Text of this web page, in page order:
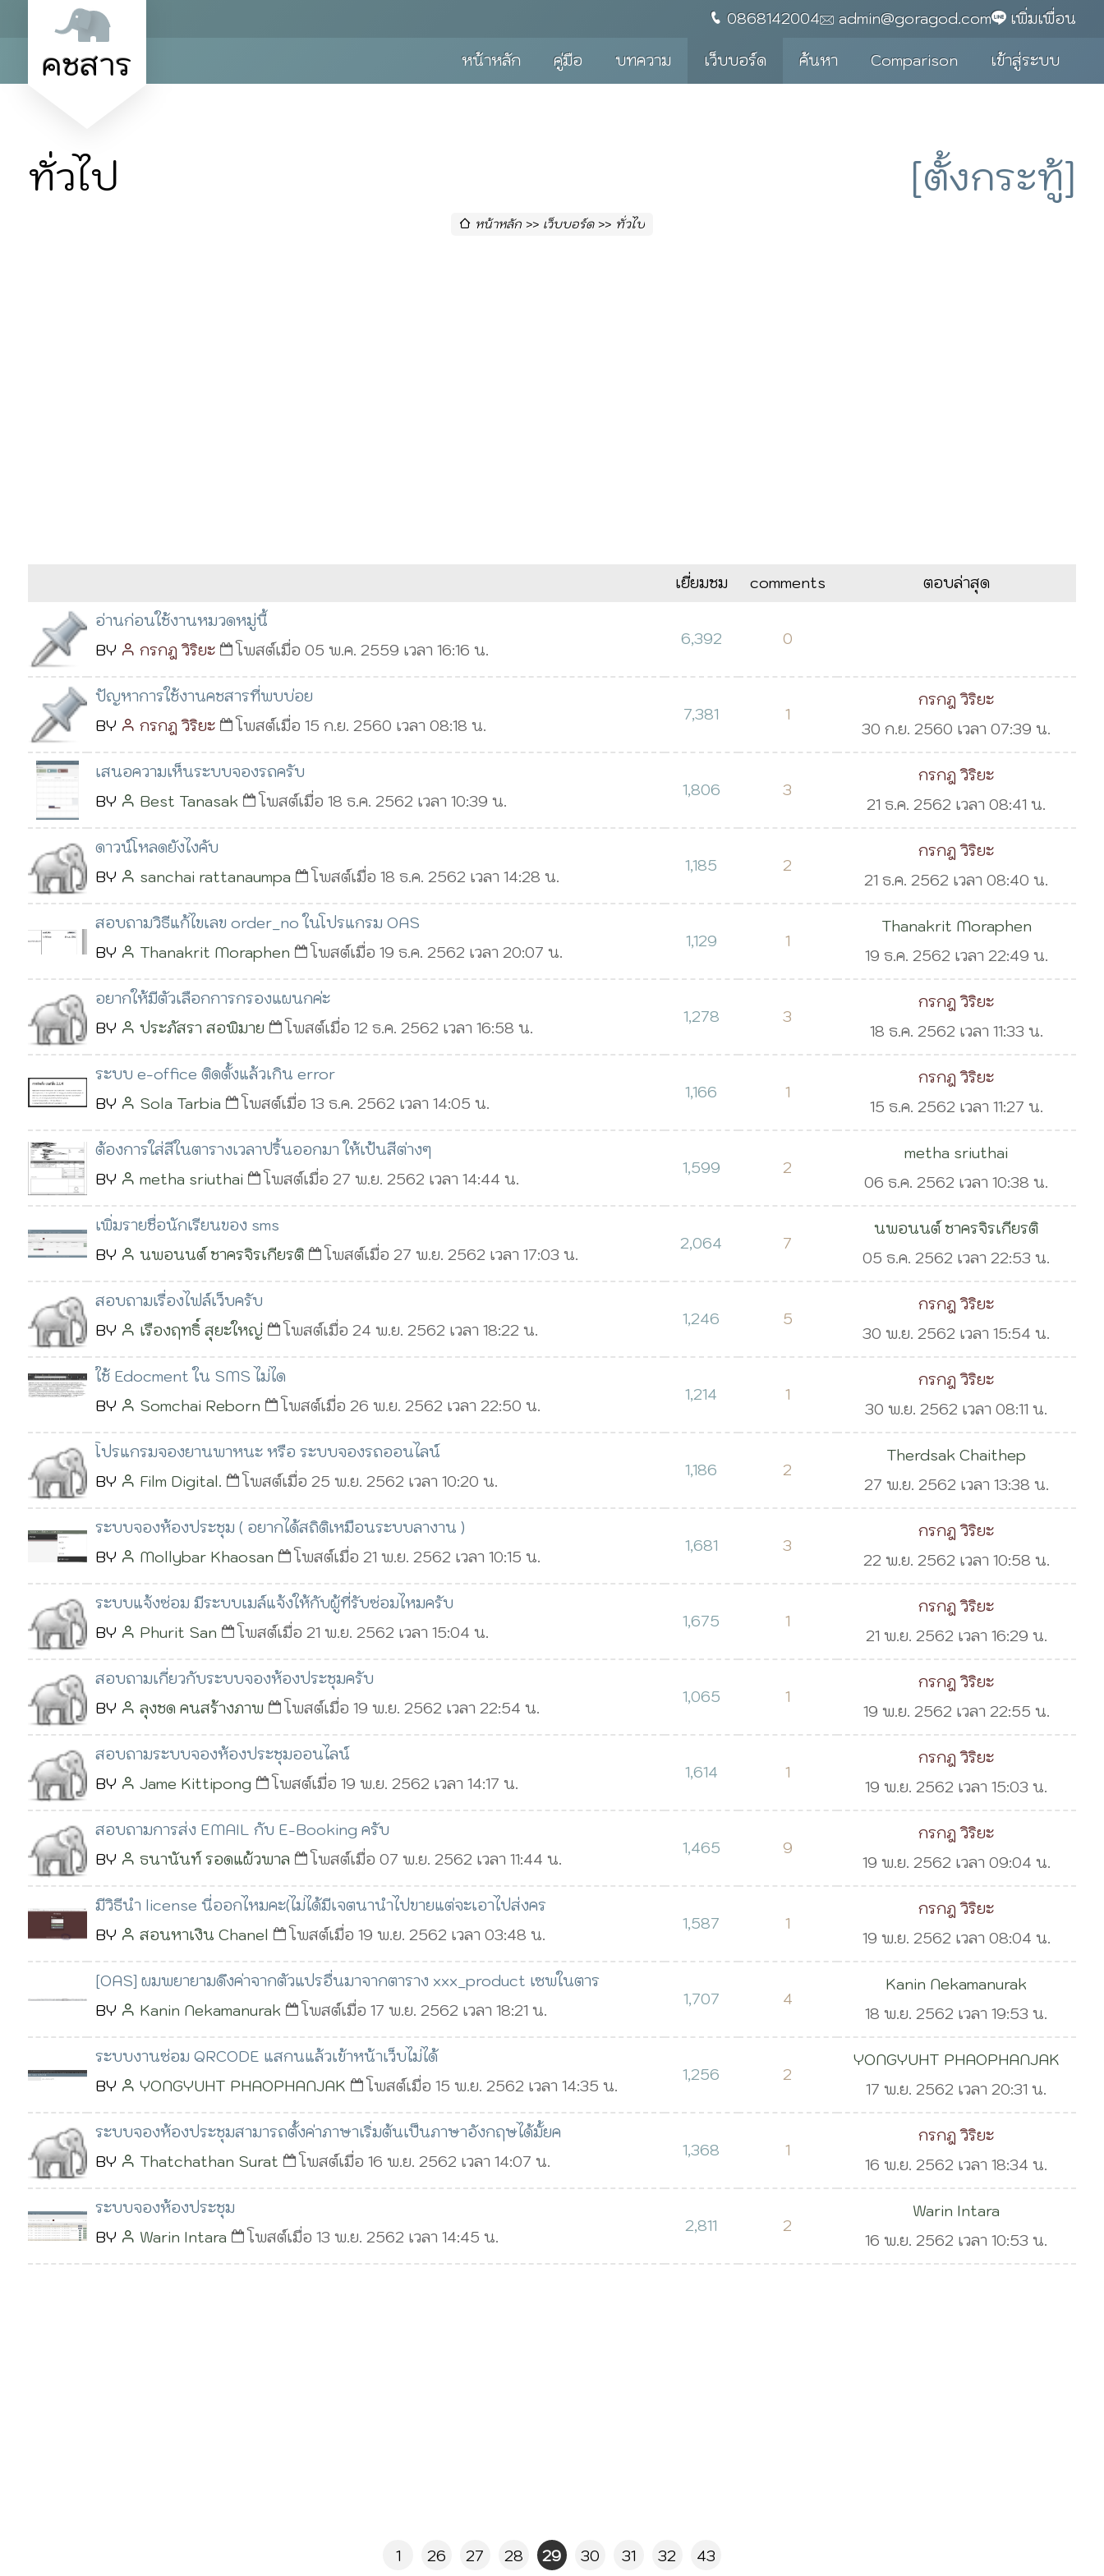
คชสาร
0868142004 admin@goragod.com เพิ่มเพื่อน
หน้าหลัก คู่มือ บทความ เว็บบอร์ด ค้นหา Comparison เข้าสู่ระบบ
ทั่วไป [ตั้งกระทู้]
หน้าหลัก เว็บบอร์ด ทั่วไป
เยี่ยมชม comments
ตอบล่าสุด
อ่านก่อนใช้งานหมวดหมู่นี้
BY
กรกฎ วิริยะ โพสต์เมื่อ 05 พ.ค. 2559 เวลา 16:16 น.
6,392 0
ปัญหาการใช้งานคชสารที่พบบ่อย
BY
กรกฎ วิริยะ โพสต์เมื่อ 15 ก.ย. 2560 เวลา 08:18 น.
7,381 1
กรกฎ วิริยะ
30 ก.ย. 2560 เวลา 07:39 น.
เสนอความเห็นระบบจองรถครับ
BY
Best Tanasak โพสต์เมื่อ 18 ธ.ค. 2562 เวลา 10:39 น.
1,806 3
กรกฎ วิริยะ
21 ธ.ค. 2562 เวลา 08:41 น.
ดาวน์โหลด​ยังไงคับ
BY
sanchai rattanaumpa โพสต์เมื่อ 18 ธ.ค. 2562 เวลา 14:28 น.
1,185 2
กรกฎ วิริยะ
21 ธ.ค. 2562 เวลา 08:40 น.
สอบถามวิธีแก้ไขเลข order_no ในโปรแกรม OAS
BY
Thanakrit Moraphen โพสต์เมื่อ 19 ธ.ค. 2562 เวลา 20:07 น.
1,129 1
Thanakrit Moraphen
19 ธ.ค. 2562 เวลา 22:49 น.
อยากให้มีตัวเลือกการกรองแผนกค่ะ
BY
ประภัสรา สอพิมาย โพสต์เมื่อ 12 ธ.ค. 2562 เวลา 16:58 น.
1,278 3
กรกฎ วิริยะ
18 ธ.ค. 2562 เวลา 11:33 น.
ระบบ e-office ติดตั้งแล้วเกิน error
BY
Sola Tarbia โพสต์เมื่อ 13 ธ.ค. 2562 เวลา 14:05 น.
1,166 1
กรกฎ วิริยะ
15 ธ.ค. 2562 เวลา 11:27 น.
ต้องการใส่สีในตารางเวลาปริ้นออกมา ให้เป้นสีต่างๆ
BY
metha sriuthai โพสต์เมื่อ 27 พ.ย. 2562 เวลา 14:44 น.
1,599 2
metha sriuthai
06 ธ.ค. 2562 เวลา 10:38 น.
เพิ่มรายชื่อนักเรียนของ sms
BY
นพอนนต์ ชาครจิรเกียรติ โพสต์เมื่อ 27 พ.ย. 2562 เวลา 17:03 น.
2,064 7
นพอนนต์ ชาครจิรเกียรติ
05 ธ.ค. 2562 เวลา 22:53 น.
สอบถามเรื่องไฟล์เว็บครับ
BY
เรืองฤทธิ์ สุยะใหญ่ โพสต์เมื่อ 24 พ.ย. 2562 เวลา 18:22 น.
1,246 5
กรกฎ วิริยะ
30 พ.ย. 2562 เวลา 15:54 น.
ใช้ Edocment ใน SMS ไม่ได
BY
Somchai Reborn โพสต์เมื่อ 26 พ.ย. 2562 เวลา 22:50 น.
1,214 1
กรกฎ วิริยะ
30 พ.ย. 2562 เวลา 08:11 น.
โปรแกรมจองยานพาหนะ หรือ ระบบจองรถออนไลน์
BY
Film Digital. โพสต์เมื่อ 25 พ.ย. 2562 เวลา 10:20 น.
1,186 2
Therdsak Chaithep
27 พ.ย. 2562 เวลา 13:38 น.
ระบบจองห้องประชุม ( อยากได้สถิติเหมือนระบบลางาน )
BY
Mollybar Khaosan โพสต์เมื่อ 21 พ.ย. 2562 เวลา 10:15 น.
1,681 3
กรกฎ วิริยะ
22 พ.ย. 2562 เวลา 10:58 น.
ระบบแจ้งซ่อม มีระบบเมล์แจ้งให้กับผู้ที่รับซ่อมไหมครับ
BY
Phurit San โพสต์เมื่อ 21 พ.ย. 2562 เวลา 15:04 น.
1,675 1
กรกฎ วิริยะ
21 พ.ย. 2562 เวลา 16:29 น.
สอบถามเกี่ยวกับระบบจองห้องประชุมครับ
BY
ลุงชด คนสร้างภาพ โพสต์เมื่อ 19 พ.ย. 2562 เวลา 22:54 น.
1,065 1
กรกฎ วิริยะ
19 พ.ย. 2562 เวลา 22:55 น.
สอบถามระบบจองห้องประชุมออนไลน์
BY
Jame Kittipong โพสต์เมื่อ 19 พ.ย. 2562 เวลา 14:17 น.
1,614 1
กรกฎ วิริยะ
19 พ.ย. 2562 เวลา 15:03 น.
สอบถามการส่ง EMAIL กับ E-Booking ครับ
BY
ธนานันท์ รอดแผ้วพาล โพสต์เมื่อ 07 พ.ย. 2562 เวลา 11:44 น.
1,465 9
กรกฎ วิริยะ
19 พ.ย. 2562 เวลา 09:04 น.
มีวิธีนำ license นี่ออกไหมคะ(ไม่ได้มีเจตนานำไปขายแต่จะเอาไปส่งคร
BY
สอนหาเงิน Chanel โพสต์เมื่อ 19 พ.ย. 2562 เวลา 03:48 น.
1,587 1
กรกฎ วิริยะ
19 พ.ย. 2562 เวลา 08:04 น.
[OAS] ผมพยายามดึงค่าจากตัวแปรอื่นมาจากตาราง xxx_product เซพในตาร
BY
Kanin Nekamanurak โพสต์เมื่อ 17 พ.ย. 2562 เวลา 18:21 น.
1,707 4
Kanin Nekamanurak
18 พ.ย. 2562 เวลา 19:53 น.
ระบบงานซ่อม QRCODE แสกนแล้วเข้าหน้าเว็บไม่ได้
BY
YONGYUHT PHAOPHANJAK โพสต์เมื่อ 15 พ.ย. 2562 เวลา 14:35 น.
1,256 2
YONGYUHT PHAOPHANJAK
17 พ.ย. 2562 เวลา 20:31 น.
ระบบจองห้องประชุมสามารถตั้งค่าภาษาเริ่มต้นเป็นภาษาอังกฤษได้มั้ยค
BY
Thatchathan Surat โพสต์เมื่อ 16 พ.ย. 2562 เวลา 14:07 น.
1,368 1
กรกฎ วิริยะ
16 พ.ย. 2562 เวลา 18:34 น.
ระบบจองห้องประชุม
BY
Warin Intara โพสต์เมื่อ 13 พ.ย. 2562 เวลา 14:45 น.
2,811 2
Warin Intara
16 พ.ย. 2562 เวลา 10:53 น.
1 26 27 28 29 30 31 32 43